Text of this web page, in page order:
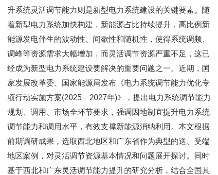
升系统灵活调节能力则是新型电力系统建设的关键要素。随
着新型电力系统加快构建，新能源占比持续提升，高比例新
能源发电伴生的波动性、间歇性和随机性，使得系统调频、
调峰等资源需求大幅增加，而灵活调节资源严重不足，这已
经成为新型电力系统建设要解决的重要问题之一。近期，国
家发展改革委、国家能源局发布《电力系统调节能力优化专
项行动实施方案(2025—2027年)》，提出电力系统调节能力
规划、调用、市场全环节要求，强调因地制宜提升电力系统
调节能力和调用水平，有效支撑新能源消纳利用。本文根据
前期调研成果，选取西北地区和广东省作为典型的送、受端
地区案例，对灵活调节资源基本情况和问题展开探讨。同时
基于西北和广东灵活调节能力提升的研究分析，结合全国其